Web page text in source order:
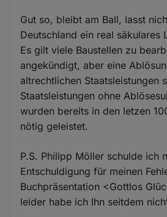
Gut so, bleibt am Ball, lasst
Deutschland ein real säkulares
Es gilt viele Baustellen zu
angekündigt, aber eine
altrechtlichen Staatsleistungen
Staatsleistungen ohne
wurden bereits in den letzen
nötig geleistet.
P.S. Philipp Möller schulde ich
Entschuldigung für meinen
Buchpräsentation <Gottlos
leider habe ich Ihn seitdem